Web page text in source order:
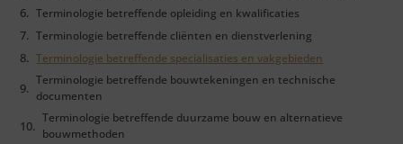
Terminologie betreffende opleiding en kwalificaties
Terminologie betreffende cliënten en dienstverlening
Terminologie betreffende specialisaties en vakgebieden
Terminologie betreffende bouwtekeningen en technische
documenten
Terminologie betreffende duurzame bouw en alternatieve
bouwmethoden